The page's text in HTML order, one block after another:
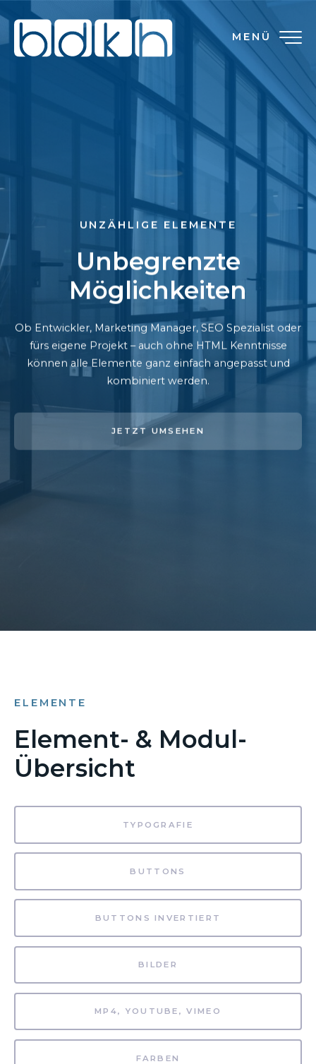
MENÜ
UNZÄHLIGE ELEMENTE
Unbegrenzte
Möglichkeiten
Ob Entwickler, Marketing Manager, SEO Spezialist oder
fürs eigene Projekt – auch ohne HTML Kenntnisse
können alle Elemente ganz einfach angepasst und
kombiniert werden.
JETZT UMSEHEN
ELEMENTE
Element- & Modul-
Übersicht
TYPOGRAFIE
BUTTONS
BUTTONS INVERTIERT
BILDER
MP4, YOUTUBE, VIMEO
FARBEN